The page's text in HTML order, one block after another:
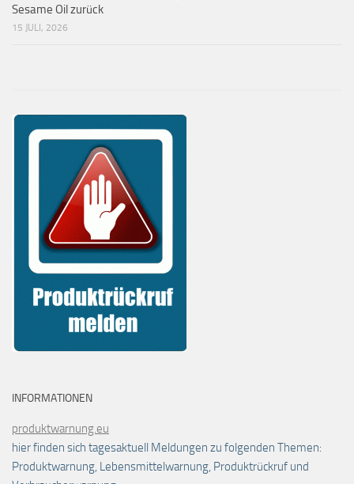
Sesame Oil zurück
15 JULI, 2026
INFORMATIONEN
produktwarnung.eu
hier finden sich tagesaktuell Meldungen zu folgenden Themen:
Produktwarnung, Lebensmittelwarnung, Produktrückruf und